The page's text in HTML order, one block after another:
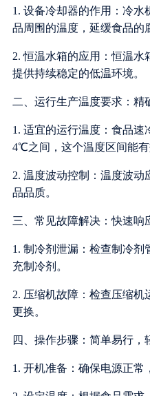
1. 设备冷却器的作用：冷
品周围的温度，延缓食品的
2. 恒温水箱的应用：恒温
提供持续稳定的低温环境。
二、运行生产温度要求：精
1. 适宜的运行温度：食品
4℃之间，这个温度区间能有
2. 温度波动控制：温度波
品品质。
三、常见故障解决：快速响
1. 制冷剂泄漏：检查制冷
充制冷剂。
2. 压缩机故障：检查压缩
更换。
四、操作步骤：简单易行，
1. 开机准备：确保电源正常